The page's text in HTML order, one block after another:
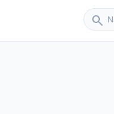
search
Sender